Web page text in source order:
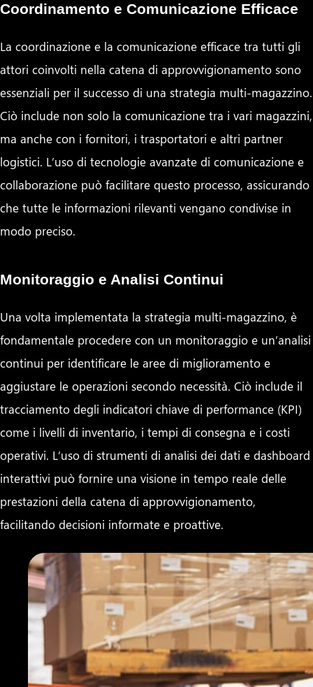
Coordinamento e Comunicazione Efficace
La coordinazione e la comunicazione efficace tra tutti gli
attori coinvolti nella catena di approvvigionamento sono
essenziali per il successo di una strategia multi-magazzino.
Ciò include non solo la comunicazione tra i vari magazzini,
ma anche con i fornitori, i trasportatori e altri partner
logistici. L’uso di tecnologie avanzate di comunicazione e
collaborazione può facilitare questo processo, assicurando
che tutte le informazioni rilevanti vengano condivise in
modo preciso.
Monitoraggio e Analisi Continui
Una volta implementata la strategia multi-magazzino, è
fondamentale procedere con un monitoraggio e un’analisi
continui per identificare le aree di miglioramento e
aggiustare le operazioni secondo necessità. Ciò include il
tracciamento degli indicatori chiave di performance (KPI)
come i livelli di inventario, i tempi di consegna e i costi
operativi. L’uso di strumenti di analisi dei dati e dashboard
interattivi può fornire una visione in tempo reale delle
prestazioni della catena di approvvigionamento,
facilitando decisioni informate e proattive.